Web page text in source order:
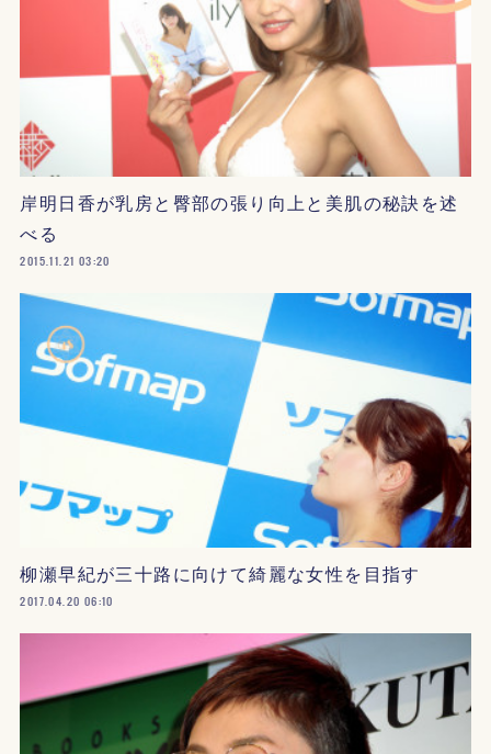
岸明日香が乳房と臀部の張り向上と美肌の秘訣を述
べる
2015.11.21 03:20
柳瀬早紀が三十路に向けて綺麗な女性を目指す
2017.04.20 06:10